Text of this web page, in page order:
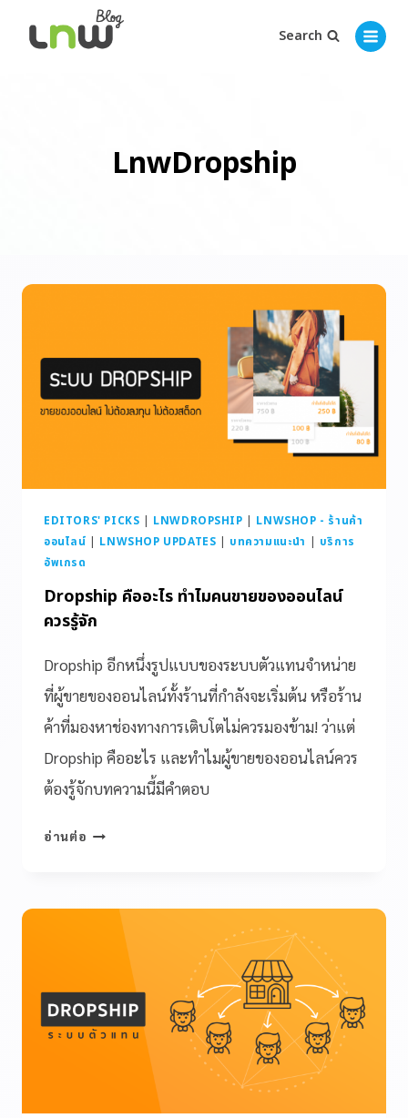
Search
LnwDropship
EDITORS' PICKS | LNWDROPSHIP | LNWSHOP - ร้านค้า
ออนไลน์ | LNWSHOP UPDATES | บทความแนะนำ | บริการ
อัพเกรด
Dropship คืออะไร ทำไมคนขายของออนไลน์
ควรรู้จัก
Dropship อีกหนึ่งรูปแบบของระบบตัวแทนจำหน่าย
ที่ผู้ขายของออนไลน์ทั้งร้านที่กำลังจะเริ่มต้น หรือร้าน
ค้าที่มองหาช่องทางการเติบโตไม่ควรมองข้าม! ว่าแต่
Dropship คืออะไร และทำไมผู้ขายของออนไลน์ควร
ต้องรู้จักบทความนี้มีคำตอบ
อ่านต่อ